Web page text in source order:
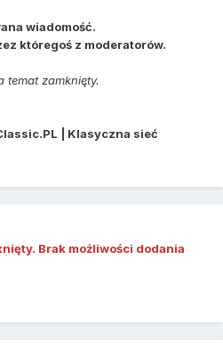
wiadomość.
któregoś z moderatorów.
temat zamknięty.
| Klasyczna sieć
Brak możliwości dodania